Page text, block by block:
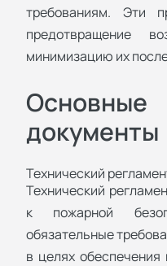
требованиям. Эти
предотвращение
минимизацию их
Основные
документы
Технический
Технический
к пожарной
обязательные
в целях обеспечения